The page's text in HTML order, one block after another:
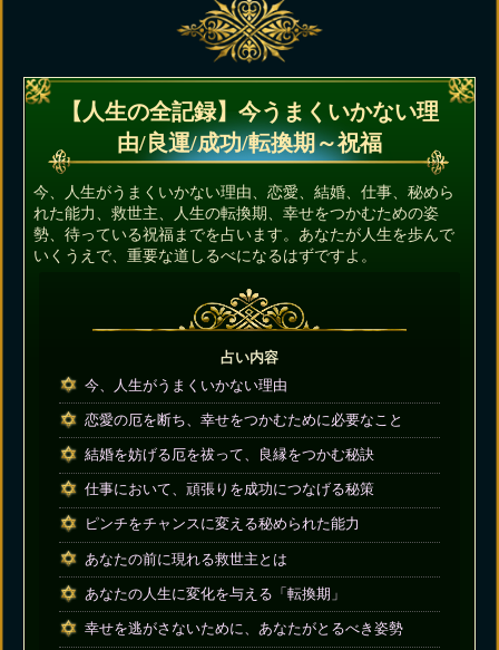
【人生の全記録】今うまくいかない理
由/良運/成功/転換期～祝福
今、人生がうまくいかない理由、恋愛、結婚、仕事、秘めら
れた能力、救世主、人生の転換期、幸せをつかむための姿
勢、待っている祝福までを占います。あなたが人生を歩んで
いくうえで、重要な道しるべになるはずですよ。
占い内容
今、人生がうまくいかない理由
恋愛の厄を断ち、幸せをつかむために必要なこと
結婚を妨げる厄を祓って、良縁をつかむ秘訣
仕事において、頑張りを成功につなげる秘策
ピンチをチャンスに変える秘められた能力
あなたの前に現れる救世主とは
あなたの人生に変化を与える「転換期」
幸せを逃がさないために、あなたがとるべき姿勢